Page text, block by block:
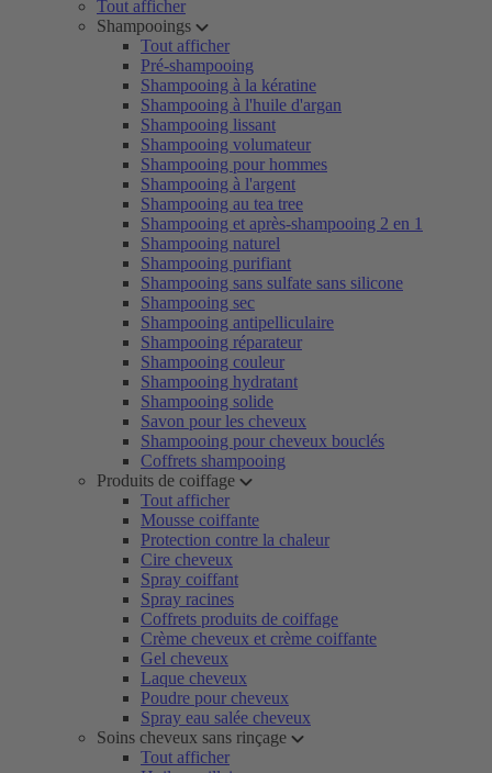
Tout afficher
Shampooings
Tout afficher
Pré-shampooing
Shampooing à la kératine
Shampooing à l'huile d'argan
Shampooing lissant
Shampooing volumateur
Shampooing pour hommes
Shampooing à l'argent
Shampooing au tea tree
Shampooing et après-shampooing 2 en 1
Shampooing naturel
Shampooing purifiant
Shampooing sans sulfate sans silicone
Shampooing sec
Shampooing antipelliculaire
Shampooing réparateur
Shampooing couleur
Shampooing hydratant
Shampooing solide
Savon pour les cheveux
Shampooing pour cheveux bouclés
Coffrets shampooing
Produits de coiffage
Tout afficher
Mousse coiffante
Protection contre la chaleur
Cire cheveux
Spray coiffant
Spray racines
Coffrets produits de coiffage
Crème cheveux et crème coiffante
Gel cheveux
Laque cheveux
Poudre pour cheveux
Spray eau salée cheveux
Soins cheveux sans rinçage
Tout afficher